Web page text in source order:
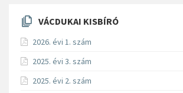
VÁCDUKAI KISBÍRÓ
2026. évi 1. szám
2025. évi 3. szám
2025. évi 2. szám